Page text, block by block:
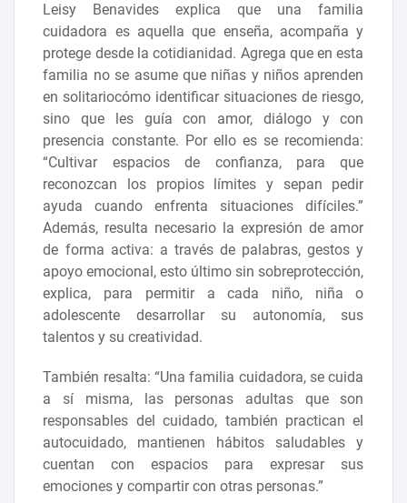
Leisy Benavides explica que una familia
cuidadora es aquella que enseña, acompaña y
protege desde la cotidianidad. Agrega que en esta
familia no se asume que niñas y niños aprenden
en solitariocómo identificar situaciones de riesgo,
sino que les guía con amor, diálogo y con
presencia constante. Por ello es se recomienda:
“Cultivar espacios de confianza, para que
reconozcan los propios límites y sepan pedir
ayuda cuando enfrenta situaciones difíciles.”
Además, resulta necesario la expresión de amor
de forma activa: a través de palabras, gestos y
apoyo emocional, esto último sin sobreprotección,
explica, para permitir a cada niño, niña o
adolescente desarrollar su autonomía, sus
talentos y su creatividad.
También resalta: “Una familia cuidadora, se cuida
a sí misma, las personas adultas que son
responsables del cuidado, también practican el
autocuidado, mantienen hábitos saludables y
cuentan con espacios para expresar sus
emociones y compartir con otras personas.”